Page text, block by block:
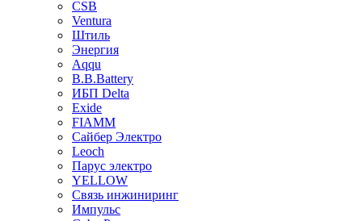
CSB
Ventura
Штиль
Энергия
Aqqu
B.B.Bаttery
ИБП Delta
Exide
FIAMM
Сайбер Электро
Leoch
Парус электро
YELLOW
Связь инжиниринг
Импульс